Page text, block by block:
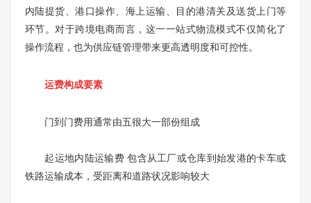
内陆提货、港口操作、海上运输、目的港清关及送货上门等
环节。对于跨境电商而言，这一一站式物流模式不仅简化了
操作流程，也为供应链管理带来更高透明度和可控性。
运费构成要素
门到门费用通常由五很大一部份组成
起运地内陆运输费 包含从工厂或仓库到始发港的卡车或
铁路运输成本，受距离和道路状况影响较大